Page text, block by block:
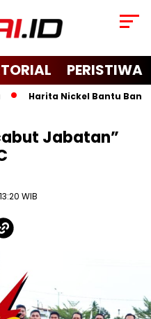
PERISTIWA
Harita Nickel Bantu
Jabatan”
WIB